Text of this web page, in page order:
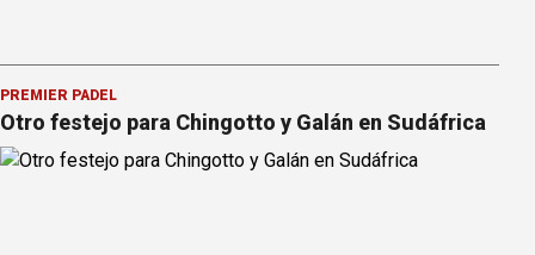
PREMIER PÁDEL
Otro festejo para Chingotto y Galán en Sudáfrica